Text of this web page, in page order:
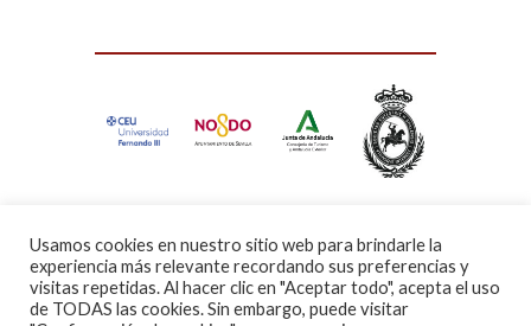
Usamos cookies en nuestro sitio web para brindarle la
experiencia más relevante recordando sus preferencias y
visitas repetidas. Al hacer clic en "Aceptar todo", acepta el uso
de TODAS las cookies. Sin embargo, puede visitar